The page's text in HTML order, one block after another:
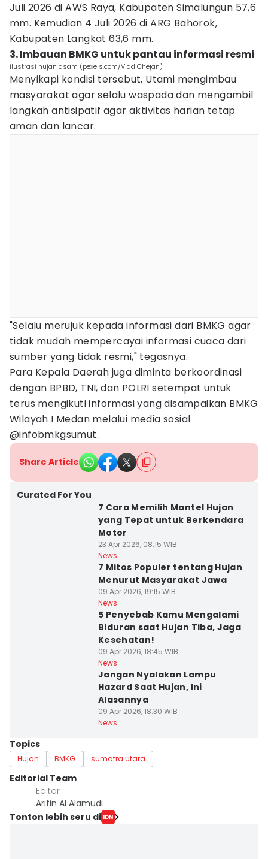
Juli 2026 di AWS Raya, Kabupaten Simalungun 57,6
mm. Kemudian 4 Juli 2026 di ARG Bahorok,
Kabupaten Langkat 63,6 mm.
3. Imbauan BMKG untuk pantau informasi resmi
ilustrasi hujan asam (pexels.com/Vlad Chețan)
Menyikapi kondisi tersebut, Utami mengimbau
masyarakat agar selalu waspada dan mengambil
langkah antisipatif agar aktivitas harian tetap
aman dan lancar.
"Selalu merujuk kepada informasi dari BMKG agar
tidak mudah mempercayai informasi cuaca dari
sumber yang tidak resmi," tegasnya.
Para Kepala Daerah juga diminta berkoordinasi
dengan BPBD, TNI, dan POLRI setempat untuk
terus mengikuti informasi yang disampaikan BMKG
Wilayah I Medan melalui media sosial
@infobmkgsumut.
Share Article
Curated For You
7 Cara Memilih Mantel Hujan
yang Tepat untuk Berkendara
Motor
23 Apr 2026, 08:15 WIB
News
7 Mitos Populer tentang Hujan
Menurut Masyarakat Jawa
09 Apr 2026, 19:15 WIB
News
5 Penyebab Kamu Mengalami
Biduran saat Hujan Tiba, Jaga
Kesehatan!
09 Apr 2026, 18:45 WIB
News
Jangan Nyalakan Lampu
Hazard Saat Hujan, Ini
Alasannya
09 Apr 2026, 18:30 WIB
News
Topics
Hujan BMKG sumatra utara
Editorial Team
Editor
Arifin Al Alamudi
Tonton lebih seru di